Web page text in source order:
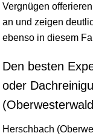
Vergnügen
an und zeigen
ebenso in diesem
Den besten
oder
Herschbach